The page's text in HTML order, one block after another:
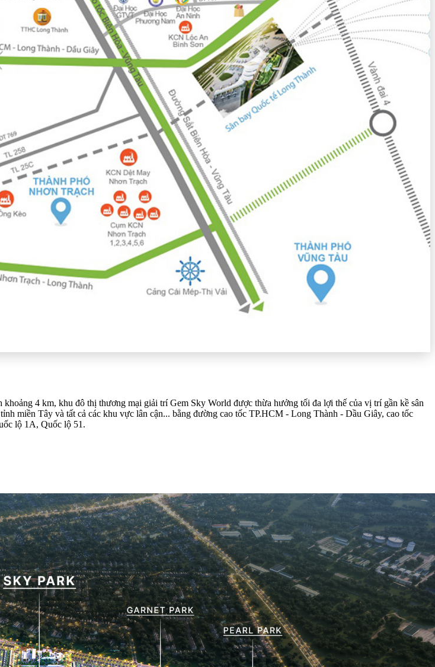
4 km, khu đô thị thương mại giải trí Gem Sky World được thừa hưởng tối đa lợi thế của vị trí gần kề sân
miền Tây và tất cả các khu vực lân cận... bằng đường cao tốc TP.HCM - Long Thành - Dầu Giây, cao tốc
lộ 1A, Quốc lộ 51.